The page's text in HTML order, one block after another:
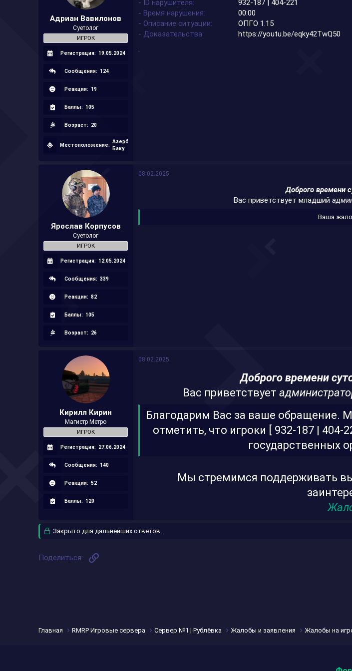
Адриан Вавилонов
Суетолог
ИГРОК
Регистрация: 19.05.2024
Сообщения: 124
Реакции: 19
Баллы: 105
Возраст: 20
Местоположение:
Азербайджан,
Баку
- ID нарушителя
932-187 | 404-221
- Время нарушения
00:00
- Описание ситуации
ОПГО 1.15
- Доказательства
https://youtu.be/eqky42TwQ50
.
Ярослав Корпусов
Суетолог
ИГРОК
Регистрация: 12.05.2024
Сообщения: 339
Реакции: 82
Баллы: 105
Возраст: 26
08.02.2025
Доброго времени
Вас приветствует младший
Ваша
Кирилл Кирин
Магистр Метро
ИГРОК
Регистрация: 27.06.2024
Сообщения: 140
Реакции: 52
Баллы: 120
08.02.2025
Доброго времени
Вас приветствует
Благодарим Вас за ваше обращение.
отметить, что игроки [ 932-187 | 404-
государственных
Мы стремимся поддерживать
Закрыто для дальнейших ответов.
Поделиться:
Главная RMRP Игровые сервера Сервер №1 | Рублёвка Жалобы и заявления Жалобы на